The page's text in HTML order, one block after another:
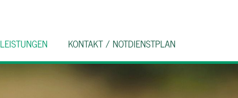
LEISTUNGEN KONTAKT / NOTDIENSTPLAN